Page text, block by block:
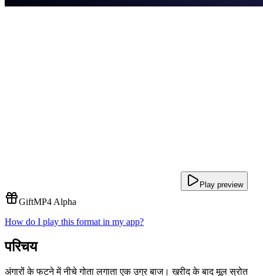
Play preview
GiftMP4 Alpha
How do I play this format in my app?
परिचय
अंगारों के फटने में नीचे गोता लगाता एक उग्र बाज। खरीद के बाद मूल स्रोत